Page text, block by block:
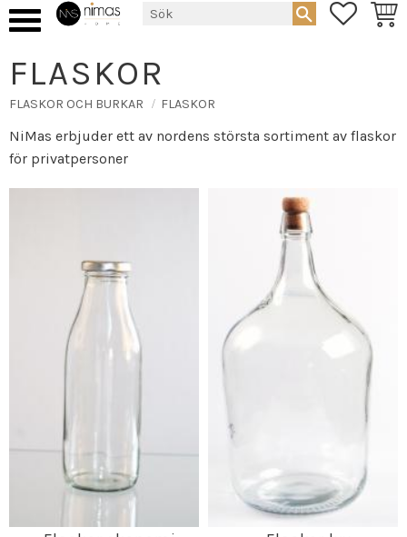
FLASKOR
FLASKOR OCH BURKAR FLASKOR
NiMas erbjuder ett av nordens största sortiment av flaskor
för privatpersoner